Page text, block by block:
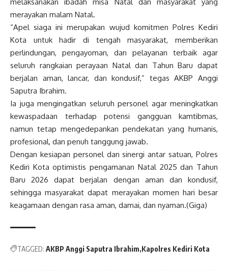
merayakan malam Natal.
“Apel siaga ini merupakan wujud komitmen Polres Kediri
Kota untuk hadir di tengah masyarakat, memberikan
perlindungan, pengayoman, dan pelayanan terbaik agar
seluruh rangkaian perayaan Natal dan Tahun Baru dapat
berjalan aman, lancar, dan kondusif,” tegas AKBP Anggi
Saputra Ibrahim.
Ia juga mengingatkan seluruh personel agar meningkatkan
kewaspadaan terhadap potensi gangguan kamtibmas,
namun tetap mengedepankan pendekatan yang humanis,
profesional, dan penuh tanggung jawab.
Dengan kesiapan personel dan sinergi antar satuan, Polres
Kediri Kota optimistis pengamanan Natal 2025 dan Tahun
Baru 2026 dapat berjalan dengan aman dan kondusif,
sehingga masyarakat dapat merayakan momen hari besar
keagamaan dengan rasa aman, damai, dan nyaman.(Giga)
TAGGED: AKBP Anggi Saputra Ibrahim Kapolres Kediri Kota